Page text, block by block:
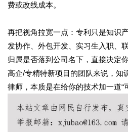
费或改线成本。
再把视角拉宽一点：专利只是知识
发协作、外包开发、实习生入职、
归属是否落到公司名下，直接决定
高企/专精特新项目的团队来说，知
律师，本质是在给你的技术加一道“